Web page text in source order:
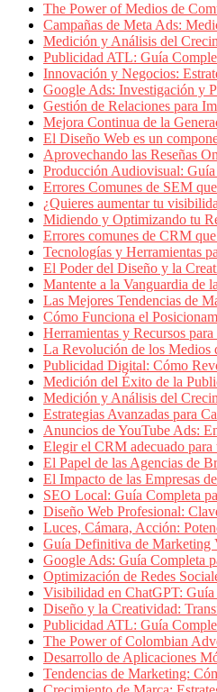
Una
mirada
estratégica
versátil
Marketing
LATAM
Bitácora
social
Mercadeo
Interactivo,
Medios,
Publicidad,
Marketing,
Campañas
Publicitarias,
Agencias,
Empresas,
Negocios,
Tendencias,
Trendings,
Dinero,
Economía,
Diseño
Web,
Móviles,
Estrategias
Digitales,
Estrategias
Publicitarias,
Alianzas,
Clientes,
Innovación,
Tecnología,
Noticias,
Artículos,
Gente,
The Power of Medios de
Campañas de Meta Ads:
Medición y Análisis del
Publicidad ATL: Guía
Innovación y Negocios:
Google Ads: Investigación y
Gestión de Relaciones para
Mejora Continua de la
El Diseño Web es un
Aprovechando las Reseñas
Producción Audiovisual:
Errores Comunes de SEM
¿Quieres aumentar tu
Midiendo y Optimizando tu
Errores comunes de CRM
Tecnologías y Herramientas
El Poder del Diseño y la
Mantente a la Vanguardia de
Las Mejores Tendencias de
Cómo Funciona el
Herramientas y Recursos
La Revolución de los Medios
Publicidad Digital: Cómo
Medición del Éxito de la
Medición y Análisis del
Estrategias Avanzadas para
Anuncios de YouTube Ads:
Elegir el CRM adecuado para
El Papel de las Agencias de
El Impacto de las Empresas
SEO Local: Guía Completa
Diseño Web Profesional:
Luces, Cámara, Acción:
Guía Definitiva de Marketing
Google Ads: Guía Completa
Optimización de Redes
Visibilidad en ChatGPT:
Diseño y la Creatividad:
Publicidad ATL: Guía
The Power of Colombian
Desarrollo de Aplicaciones
Tendencias de Marketing: